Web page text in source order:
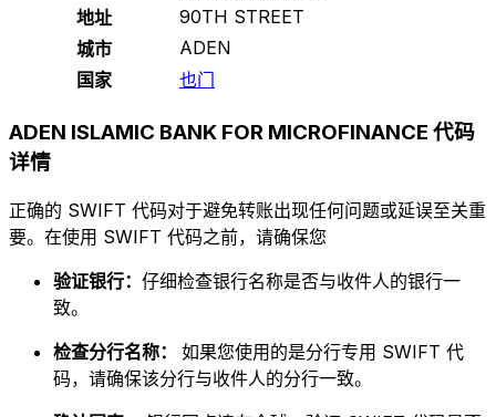
地址
90TH STREET
城市
ADEN
国家
也门
ADEN ISLAMIC BANK FOR MICROFINANCE 代码
详情
正确的 SWIFT 代码对于避免转账出现任何问题或延误至关重
要。在使用 SWIFT 代码之前，请确保您
验证银行： 仔细检查银行名称是否与收件人的银行一
致。
检查分行名称： 如果您使用的是分行专用 SWIFT 代
码，请确保该分行与收件人的分行一致。